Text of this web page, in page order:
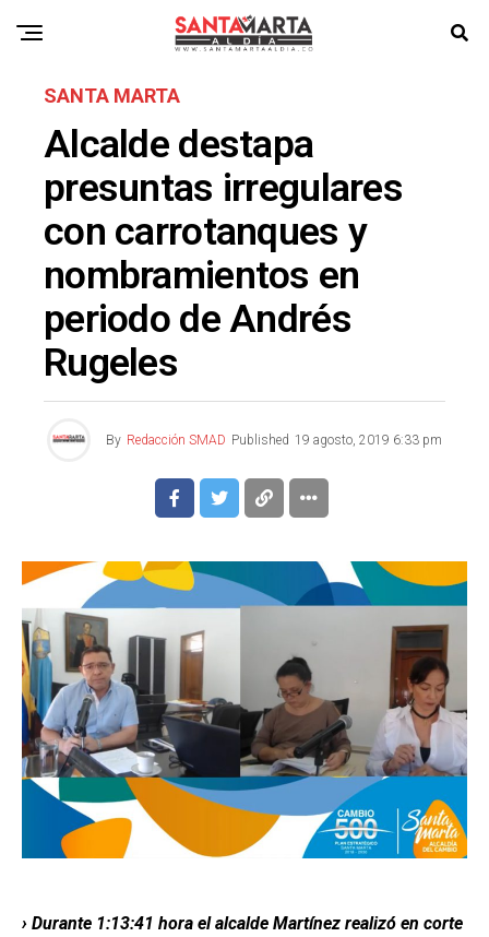
SANTA MARTA
Alcalde destapa
presuntas irregulares
con carrotanques y
nombramientos en
periodo de Andrés
Rugeles
By Redacción SMAD Published 19 agosto, 2019 6:33 pm
› Durante 1:13:41 hora el alcalde Martínez realizó en corte